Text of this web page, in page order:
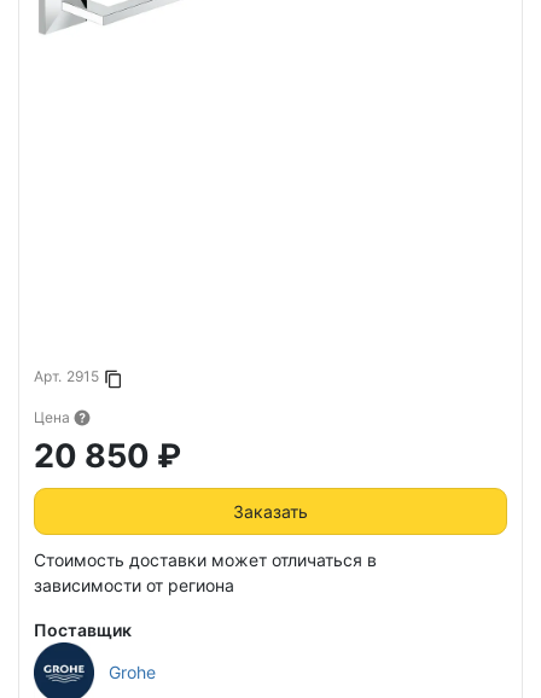
Арт. 2915
Копировать в буфер
Цена
20 850 ₽
Заказать
Стоимость доставки может отличаться в
зависимости от региона
Поставщик
Grohe